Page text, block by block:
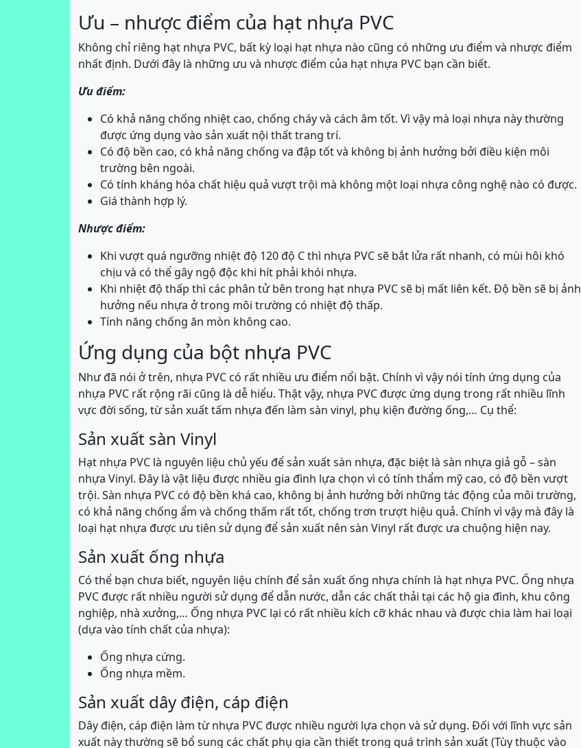
Ưu – nhược điểm của hạt nhựa PVC
Không chỉ riêng hạt nhựa PVC, bất kỳ loại hạt nhựa nào cũng có những ưu điểm và nhược điểm
nhất định. Dưới đây là những ưu và nhược điểm của hạt nhựa PVC bạn cần biết.
Ưu điểm:
Có khả năng chống nhiệt cao, chống cháy và cách âm tốt. Vì vậy mà loại nhựa này thường
được ứng dụng vào sản xuất nội thất trang trí.
Có độ bền cao, có khả năng chống va đập tốt và không bị ảnh hưởng bởi điều kiện môi
trường bên ngoài.
Có tính kháng hóa chất hiệu quả vượt trội mà không một loại nhựa công nghệ nào có được.
Giá thành hợp lý.
Nhược điểm:
Khi vượt quá ngưỡng nhiệt độ 120 độ C thì nhựa PVC sẽ bắt lửa rất nhanh, có mùi hôi khó
chịu và có thể gây ngộ độc khi hít phải khói nhựa.
Khi nhiệt độ thấp thì các phân tử bên trong hạt nhựa PVC sẽ bị mất liên kết. Độ bền sẽ bị ảnh
hưởng nếu nhựa ở trong môi trường có nhiệt độ thấp.
Tính năng chống ăn mòn không cao.
Ứng dụng của bột nhựa PVC
Như đã nói ở trên, nhựa PVC có rất nhiều ưu điểm nổi bật. Chính vì vậy nói tính ứng dụng của
nhựa PVC rất rộng rãi cũng là dễ hiểu. Thật vậy, nhựa PVC được ứng dụng trong rất nhiều lĩnh
vực đời sống, từ sản xuất tấm nhựa đến làm sàn vinyl, phụ kiện đường ống,… Cụ thể:
Sản xuất sàn Vinyl
Hạt nhựa PVC là nguyên liệu chủ yếu để sản xuất sàn nhựa, đặc biệt là sàn nhựa giả gỗ – sàn
nhựa Vinyl. Đây là vật liệu được nhiều gia đình lựa chọn vì có tính thẩm mỹ cao, có độ bền vượt
trội. Sàn nhựa PVC có độ bền khá cao, không bị ảnh hưởng bởi những tác động của môi trường,
có khả năng chống ẩm và chống thấm rất tốt, chống trơn trượt hiệu quả. Chính vì vậy mà đây là
loại hạt nhựa được ưu tiên sử dụng để sản xuất nên sàn Vinyl rất được ưa chuộng hiện nay.
Sản xuất ống nhựa
Có thể bạn chưa biết, nguyên liệu chính để sản xuất ống nhựa chính là hạt nhựa PVC. Ống nhựa
PVC được rất nhiều người sử dụng để dẫn nước, dẫn các chất thải tại các hộ gia đình, khu công
nghiệp, nhà xưởng,… Ống nhựa PVC lại có rất nhiều kích cỡ khác nhau và được chia làm hai loại
(dựa vào tính chất của nhựa):
Ống nhựa cứng.
Ống nhựa mềm.
Sản xuất dây điện, cáp điện
Dây điện, cáp điện làm từ nhựa PVC được nhiều người lựa chọn và sử dụng. Đối với lĩnh vực sản
xuất này thường sẽ bổ sung các chất phụ gia cần thiết trong quá trình sản xuất (Tùy thuộc vào